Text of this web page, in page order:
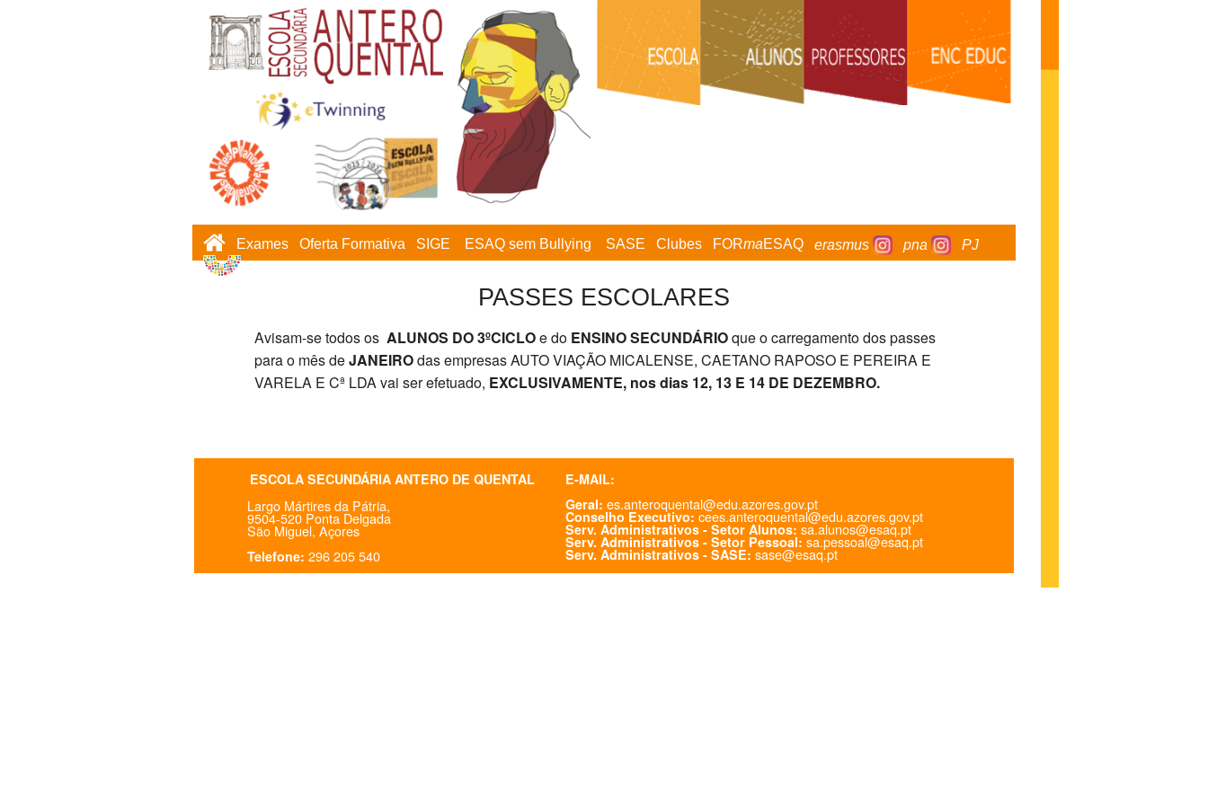
Exames Oferta Formativa SIGE ESAQ sem Bullying SASE Clubes FORmaESAQ erasmus pna PJ
PASSES ESCOLARES
Avisam-se todos os ALUNOS DO 3ºCICLOe do ENSINO SECUNDÁRIOque o carregamento dos passes
para o mês deJANEIROdas empresas AUTO VIAÇÃO MICALENSE, CAETANO RAPOSO E PEREIRA E
VARELA E Cª LDA vai ser efetuado, EXCLUSIVAMENTE, nos dias 12, 13 E 14 DE DEZEMBRO.
ESCOLA SECUNDÁRIA ANTERO DE QUENTAL
Largo Mártires da Pátria,
9504-520 Ponta Delgada
São Miguel, Açores
Telefone: 296 205 540
E-MAIL:
Geral: es.anteroquental@edu.azores.gov.pt
Conselho Executivo: cees.anteroquental@edu.azores.gov.pt
Serv. Administrativos - Setor Alunos: sa.alunos@esaq.pt
Serv. Administrativos - Setor Pessoal: sa.pessoal@esaq.pt
Serv. Administrativos - SASE: sase@esaq.pt